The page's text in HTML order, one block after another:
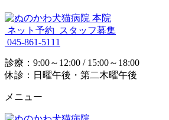
ネット予約 スタッフ募集
045-861-5111
診療：9:00～12:00 / 15:00～18:00
休診：日曜午後・第二木曜午後
メニュー